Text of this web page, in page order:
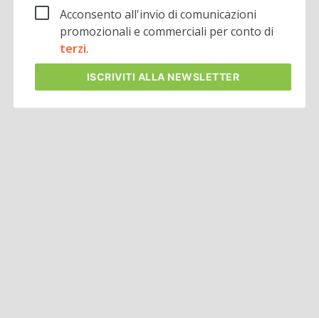
Acconsento all'invio di comunicazioni
promozionali e commerciali per conto di
terzi.
ISCRIVITI ALLA NEWSLETTER